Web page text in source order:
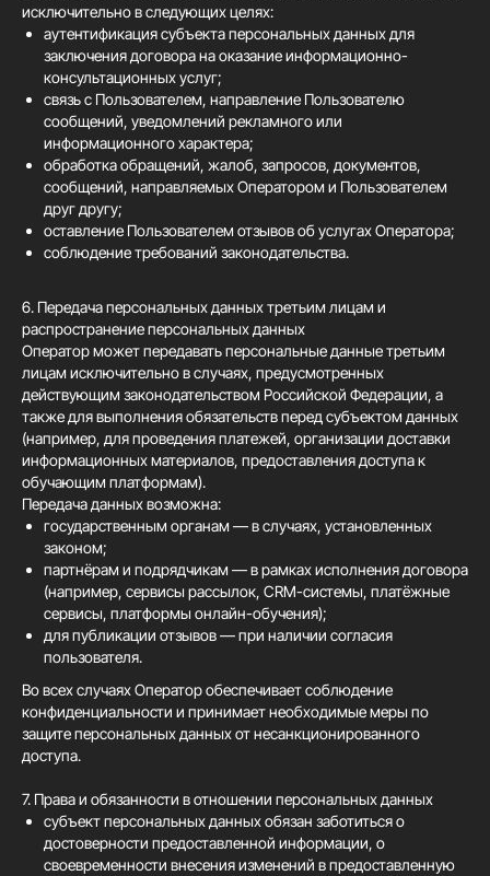
исключительно в следующих целях:
аутентификация субъекта персональных данных для
заключения договора на оказание информационно-
консультационных услуг;
связь с Пользователем, направление Пользователю
сообщений, уведомлений рекламного или
информационного характера;
обработка обращений, жалоб, запросов, документов,
сообщений, направляемых Оператором и Пользователем
друг другу;
оставление Пользователем отзывов об услугах Оператора;
соблюдение требований законодательства.
6. Передача персональных данных третьим лицам и
распространение персональных данных
Оператор может передавать персональные данные третьим
лицам исключительно в случаях, предусмотренных
действующим законодательством Российской Федерации, а
также для выполнения обязательств перед субъектом данных
(например, для проведения платежей, организации доставки
информационных материалов, предоставления доступа к
обучающим платформам).
Передача данных возможна:
государственным органам — в случаях, установленных
законом;
партнёрам и подрядчикам — в рамках исполнения договора
(например, сервисы рассылок, CRM-системы, платёжные
сервисы, платформы онлайн-обучения);
для публикации отзывов — при наличии согласия
пользователя.
Во всех случаях Оператор обеспечивает соблюдение
конфиденциальности и принимает необходимые меры по
защите персональных данных от несанкционированного
доступа.
7. Права и обязанности в отношении персональных данных
субъект персональных данных обязан заботиться о
достоверности предоставленной информации, о
своевременности внесения изменений в предоставленную